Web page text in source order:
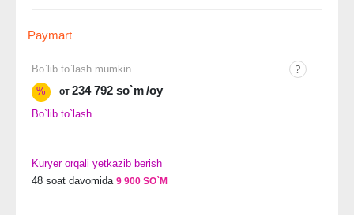
Paymart
Bo`lib to`lash mumkin
%
от 234 792 so`m/oy
Bo`lib to`lash
Kuryer orqali yetkazib berish
48 soat davomida 9 900 SO`M